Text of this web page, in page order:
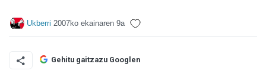
Ukberri 2007ko ekainaren 9a
Gehitu gaitzazu Googlen